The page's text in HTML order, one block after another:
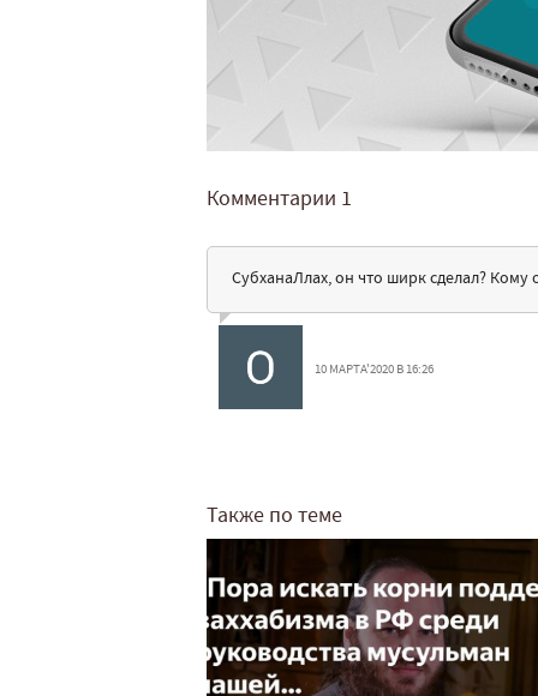
Комментарии 1
СубханаЛлах, он что ширк сделал? Кому
10 МАРТА'2020 В 16:26
Также по теме